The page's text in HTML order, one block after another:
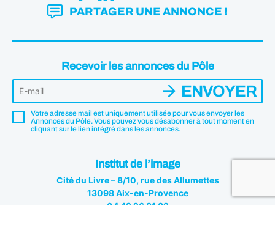
PARTAGER UNE ANNONCE !
Recevoir les annonces du Pôle
Votre adresse mail est uniquement utilisée pour vous envoyer les
Annonces du Pôle. Vous pouvez vous désabonner à tout moment en
cliquant sur le lien intégré dans les annonces.
ENVOYER
Institut de l’image
Cité du Livre – 8/10, rue des Allumettes
13098 Aix-en-Provence
04 42 26 81 82